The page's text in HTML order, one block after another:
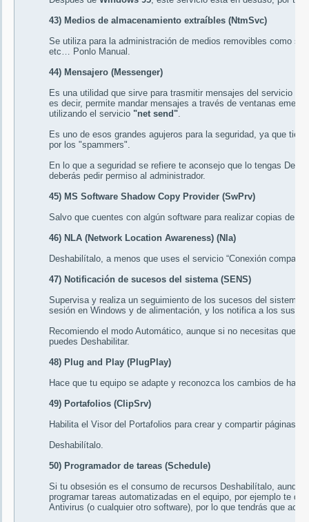
43) Medios de almacenamiento extraíbles (NtmSvc)
Se utiliza para la administración de medios removibles como
etc… Ponlo Manual .
44) Mensajero (Messenger)
Es una utilidad que sirve para trasmitir mensajes del servicio
es decir, permite mandar mensajes a través de ventanas
utilizando el servicio "net send".
Es uno de esos grandes agujeros para la seguridad, ya que
por los "spammers".
En lo que a seguridad se refiere te aconsejo que lo tengas
deberás pedir permiso al administrador.
45) MS Software Shadow Copy Provider (SwPrv)
Salvo que cuentes con algún software para realizar copias de
46) NLA (Network Location Awareness) (Nla)
Deshabilítalo, a menos que uses el servicio “Conexión
47) Notificación de sucesos del sistema (SENS)
Supervisa y realiza un seguimiento de los sucesos del sistema
sesión en Windows y de alimentación, y los notifica a los
Recomiendo el modo Automático, aunque si no necesitas que
puedes Deshabilitar.
48) Plug and Play (PlugPlay)
Hace que tu equipo se adapte y reconozca los cambios de
49) Portafolios (ClipSrv)
Habilita el Visor del Portafolios para crear y compartir páginas
Deshabilítalo.
50) Programador de tareas (Schedule)
Si tu obsesión es el consumo de recursos Deshabilítalo,
programar tareas automatizadas en el equipo, por ejemplo te
Antivirus (o cualquier otro software), por lo que tendrás que